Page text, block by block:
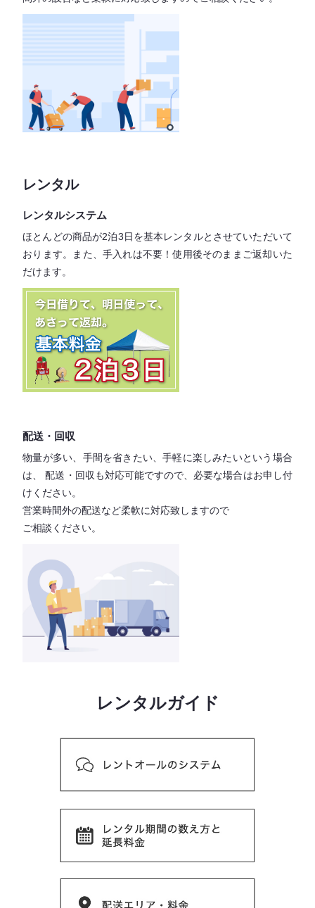
レンタル
レンタルシステム
ほとんどの商品が2泊3日を基本レンタルとさせていただいて
おります。
また、手入れは不要！使用後そのままご返却いた
だけます。
配送・回収
物量が多い、手間を省きたい、手軽に楽しみたいという場合
は、
配送・回収も対応可能ですので、必要な場合はお申し付
けください。
営業時間外の配送など柔軟に対応致しますので
ご相談ください。
レンタルガイド